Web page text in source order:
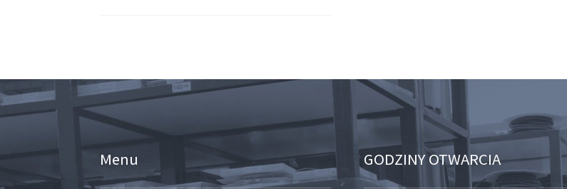
Menu GODZINY OTWARCIA